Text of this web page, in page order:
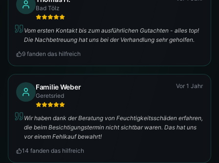
Bad Tölz
Vom ersten Kontakt bis zum ausführlichen Gutachten - alles top!
Die Nachbetreuung hat uns bei der Verhandlung sehr geholfen.
9 fanden das hilfreich
Familie Weber
Geretsried
Vor 1 Jahr
Wir haben dank der Beratung von Feuchtigkeitsschäden erfahren,
die beim Besichtigungstermin nicht sichtbar waren. Das hat uns
vor einem Fehlkauf bewahrt!
14 fanden das hilfreich